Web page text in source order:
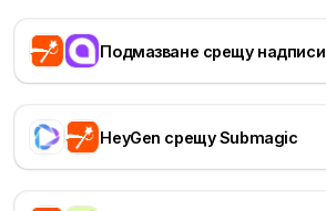
Подмазване срещу надписи
HeyGen срещу Submagic